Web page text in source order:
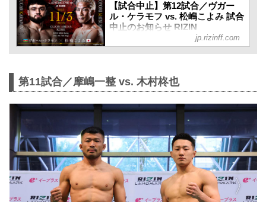
【試合中止】第12試合／ヴガー
ル・ケラモフ vs. 松嶋こよみ 試合
中止のお知らせ RIZIN
LANDMARK 12 in KOBE - RIZIN
FIGHTING FEDERATION オフィ
11月3日（月・祝）GLION ARENA
KOBEにて開催されるRIZIN
ヴガール・ケラモフ vs. 松嶋こよみ
は、ケラモフのドクターストップのた
め試合中止となりましたのでお知らせ
いたします。
ケラモフがウィルス性胃腸炎のためド
クターストップ
ヴガール・ケラモフがウィルス性胃腸
炎と診断されドクターストップとなり
ました。よって、ヴガール・ケラモフ
jp.rizinff.com
第11試合／摩嶋一整 vs. 木村柊也